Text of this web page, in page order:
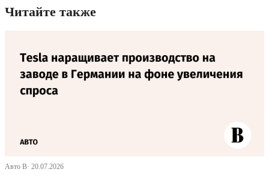
Читайте также
Авто В· 20.07.2026